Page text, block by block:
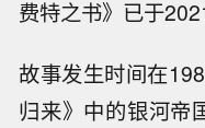
费特之书》已于
故事发生时间在
归来》中的银河帝